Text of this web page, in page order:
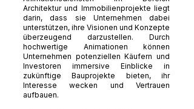
Architektur und Immobilienprojekte liegt
darin, dass sie Unternehmen dabei
unterstützen, ihre Visionen und Konzepte
überzeugend darzustellen. Durch
hochwertige Animationen können
Unternehmen potenziellen Käufern und
Investoren immersive Einblicke in
zukünftige Bauprojekte bieten, ihr
Interesse wecken und Vertrauen
aufbauen.